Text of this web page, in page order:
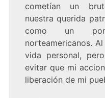
cometían un
nuestra querida
como un
norteamericanos.
vida personal,
evitar que mi
liberación de mi